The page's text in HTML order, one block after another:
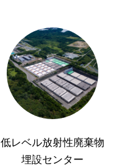
低レベル放射性廃棄物
埋設センター